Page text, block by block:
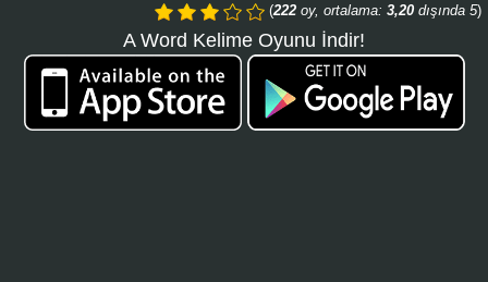
(222 oy, ortalama: 3,20 dışında 5)
A Word Kelime Oyunu İndir!